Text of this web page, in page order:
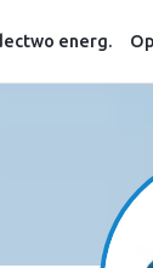
energ.